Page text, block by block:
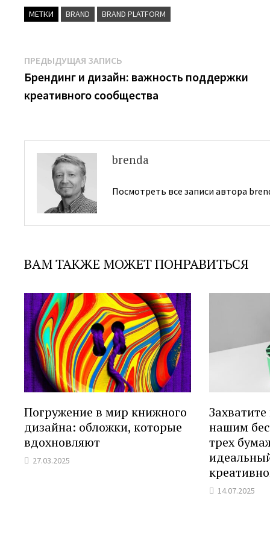
МЕТКИ BRAND BRAND PLATFORM
Навигация
по
записям
ПРЕДЫДУЩАЯ ЗАПИСЬ
запись:
Брендинг и дизайн: важность поддержки
креативного сообщества
brenda
Посмотреть все записи автора
ВАМ ТАКЖЕ МОЖЕТ ПОНРАВИТЬСЯ
Погружение в мир книжного
дизайна: обложки, которые
вдохновляют
27.03.2025
нашим
трех
14.07.2025